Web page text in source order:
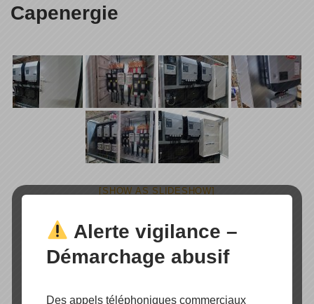
Capenergie
[SHOW AS SLIDESHOW]
Alerte vigilance –
Démarchage abusif
Des appels téléphoniques commerciaux